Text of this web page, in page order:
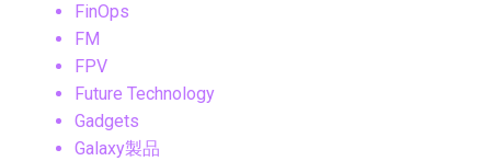
FinOps
FM
FPV
Future Technology
Gadgets
Galaxy製品